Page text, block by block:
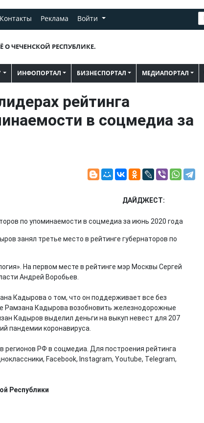
Контакты Реклама Войти
О ЧЕЧЕНСКОЙ РЕСПУБЛИКЕ.
ИНФОПОРТАЛ БИЗНЕСПОРТАЛ МЕДИАПОРТАЛ
рейтинга
в соцмедиа за
ДАЙДЖЕСТ:
занял третье место в рейтинге губернаторов по
На первом месте в рейтинге мэр Москвы Сергей
Андрей Воробьев.
Кадырова о том, что он поддерживает все без
Рамзана Кадырова возобновить железнодорожные
Кадыров выделил деньги на выкуп невест для 207
пандемии коронавируса.
регионов РФ в соцмедиа. Для построения рейтинга
Facebook, Instagram, Youtube, Telegram,
Республики